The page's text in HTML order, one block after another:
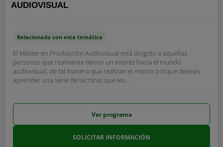
AUDIOVISUAL
Relacionado con esta temática
El Máster en Producción Audiovisual está dirigido a aquellas
personas que realmente tienen un interés hacia el mundo
audiovisual, de tal manera que realizan el mismo porque desean
aprender una serie de técnicas que les...
Ver programa
SOLICITAR INFORMACIÓN